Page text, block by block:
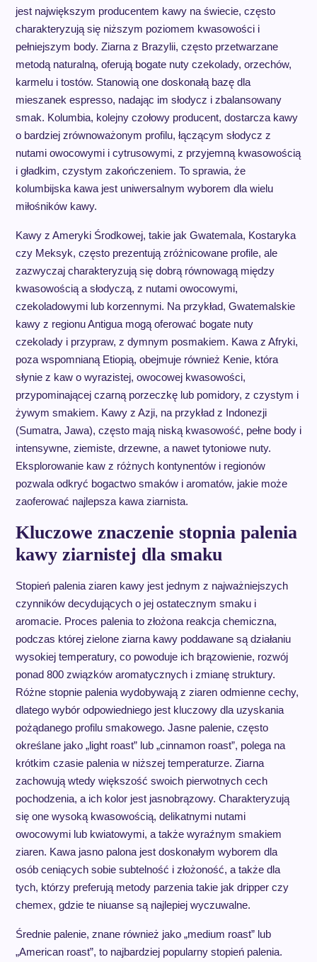
jest największym producentem kawy na świecie, często
charakteryzują się niższym poziomem kwasowości i
pełniejszym body. Ziarna z Brazylii, często przetwarzane
metodą naturalną, oferują bogate nuty czekolady, orzechów,
karmelu i tostów. Stanowią one doskonałą bazę dla
mieszanek espresso, nadając im słodycz i zbalansowany
smak. Kolumbia, kolejny czołowy producent, dostarcza kawy
o bardziej zrównoważonym profilu, łączącym słodycz z
nutami owocowymi i cytrusowymi, z przyjemną kwasowością
i gładkim, czystym zakończeniem. To sprawia, że
kolumbijska kawa jest uniwersalnym wyborem dla wielu
miłośników kawy.
Kawy z Ameryki Środkowej, takie jak Gwatemala, Kostaryka
czy Meksyk, często prezentują zróżnicowane profile, ale
zazwyczaj charakteryzują się dobrą równowagą między
kwasowością a słodyczą, z nutami owocowymi,
czekoladowymi lub korzennymi. Na przykład, Gwatemalskie
kawy z regionu Antigua mogą oferować bogate nuty
czekolady i przypraw, z dymnym posmakiem. Kawa z Afryki,
poza wspomnianą Etiopią, obejmuje również Kenie, która
słynie z kaw o wyrazistej, owocowej kwasowości,
przypominającej czarną porzeczkę lub pomidory, z czystym i
żywym smakiem. Kawy z Azji, na przykład z Indonezji
(Sumatra, Jawa), często mają niską kwasowość, pełne body i
intensywne, ziemiste, drzewne, a nawet tytoniowe nuty.
Eksplorowanie kaw z różnych kontynentów i regionów
pozwala odkryć bogactwo smaków i aromatów, jakie może
zaoferować najlepsza kawa ziarnista.
Kluczowe znaczenie stopnia palenia
kawy ziarnistej dla smaku
Stopień palenia ziaren kawy jest jednym z najważniejszych
czynników decydujących o jej ostatecznym smaku i
aromacie. Proces palenia to złożona reakcja chemiczna,
podczas której zielone ziarna kawy poddawane są działaniu
wysokiej temperatury, co powoduje ich brązowienie, rozwój
ponad 800 związków aromatycznych i zmianę struktury.
Różne stopnie palenia wydobywają z ziaren odmienne cechy,
dlatego wybór odpowiedniego jest kluczowy dla uzyskania
pożądanego profilu smakowego. Jasne palenie, często
określane jako „light roast” lub „cinnamon roast”, polega na
krótkim czasie palenia w niższej temperaturze. Ziarna
zachowują wtedy większość swoich pierwotnych cech
pochodzenia, a ich kolor jest jasnobrązowy. Charakteryzują
się one wysoką kwasowością, delikatnymi nutami
owocowymi lub kwiatowymi, a także wyraźnym smakiem
ziaren. Kawa jasno palona jest doskonałym wyborem dla
osób ceniących sobie subtelność i złożoność, a także dla
tych, którzy preferują metody parzenia takie jak dripper czy
chemex, gdzie te niuanse są najlepiej wyczuwalne.
Średnie palenie, znane również jako „medium roast” lub
„American roast”, to najbardziej popularny stopień palenia.